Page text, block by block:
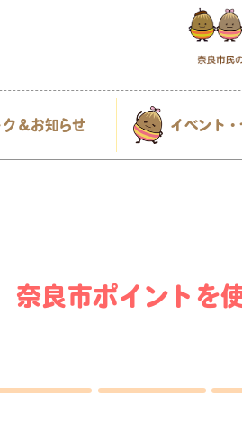
ク＆お知らせ イベント
奈良市ポイントを